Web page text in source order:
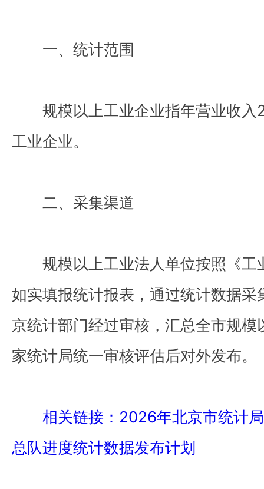
一、统计范围
规模以上工业企业指年营业收
工业企业。
二、采集渠道
规模以上工业法人单位按照《
如实填报统计报表，通过统计数据
京统计部门经过审核，汇总全市规
家统计局统一审核评估后对外发布。
相关链接：2026年北京市统计
总队进度统计数据发布计划